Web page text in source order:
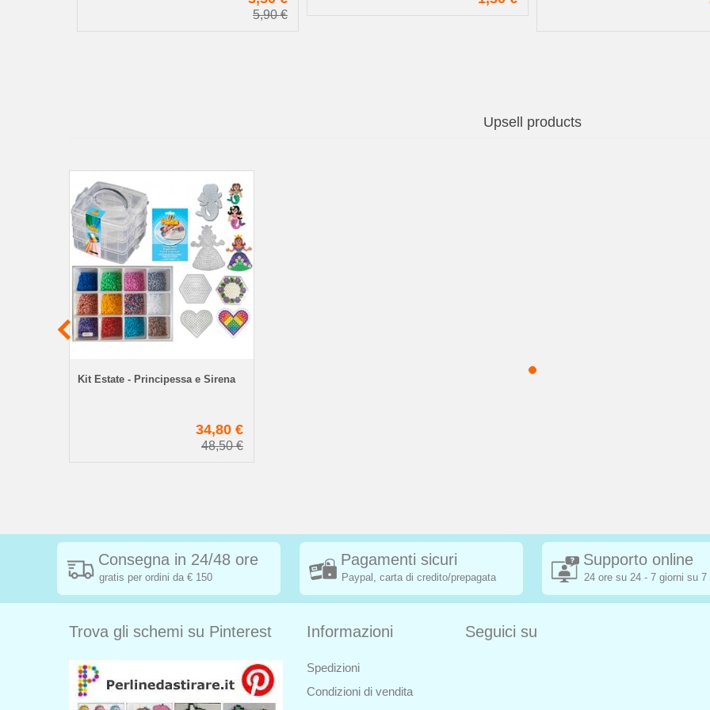
5,90 €
Upsell products
Kit Estate - Principessa e Sirena
34,80 €
48,50 €
Consegna in 24/48 ore
gratis per ordini da € 150
Pagamenti sicuri
Paypal, carta di credito/prepagata
Supporto online
24 ore su 24 - 7 giorni su 7
Trova gli schemi su Pinterest Informazioni
Spedizioni
Condizioni di vendita
Seguici su